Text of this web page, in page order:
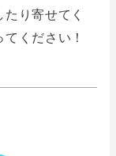
り寄せてく
ください！